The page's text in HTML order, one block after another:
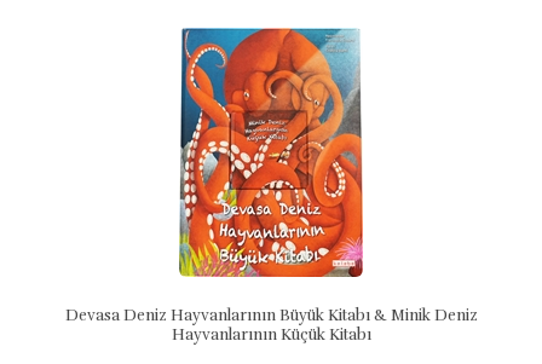
Devasa Deniz Hayvanlarının Büyük Kitabı & Minik Deniz
Hayvanlarının Küçük Kitabı